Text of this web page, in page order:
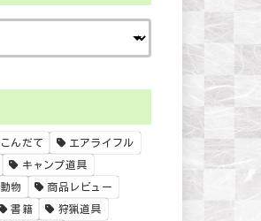
こんだて エアライフル
キャンプ道具
動物 商品レビュー
書籍 狩猟道具